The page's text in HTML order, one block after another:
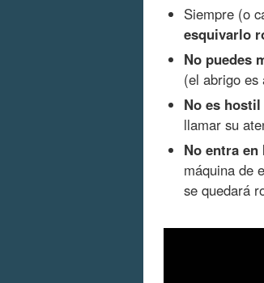
Siempre (o
esquivarlo
No puedes
(el abrigo es
No es
llamar su
No entra
máquina de
se quedará